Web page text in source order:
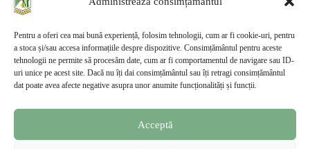
Pentru a oferi cea mai bună experiență, folosim tehnologii, cum ar fi cookie-uri, pentru
a stoca și/sau accesa informațiile despre dispozitive. Consimțământul pentru aceste
tehnologii ne permite să procesăm date, cum ar fi comportamentul de navigare sau ID-
uri unice pe acest site. Dacă nu îți dai consimțământul sau îți retragi consimțământul
dat poate avea afecte negative asupra unor anumite funcționalități și funcții.
Acceptă